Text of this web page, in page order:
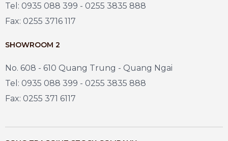
Tel: 0935 088 399 - 0255 3835 888
Fax: 0255 3716 117
SHOWROOM 2
No. 608 - 610 Quang Trung - Quang Ngai
Tel: 0935 088 399 - 0255 3835 888
Fax: 0255 371 6117